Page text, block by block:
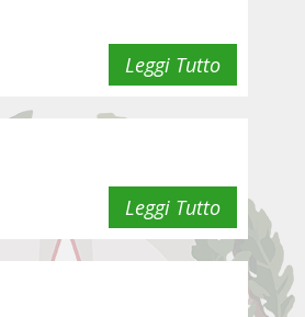
Leggi Tutto
Leggi Tutto